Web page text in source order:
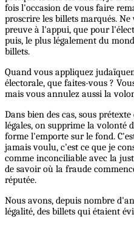
fois l'occasion de vous faire
proscrire les billets marqués.
preuve à l'appui, que pour
puis, le plus légalement du
billets.
Quand vous appliquez
électorale, que faites-vous ?
mais vous annulez aussi la
Dans bien des cas, sous
légales, on supprime la volonté
forme l'emporte sur le fond.
jamais voulu, c'est ce que je
comme inconciliable avec la
de savoir où la fraude
réputée.
Nous avons, depuis nombre
légalité, des billets qui étaient